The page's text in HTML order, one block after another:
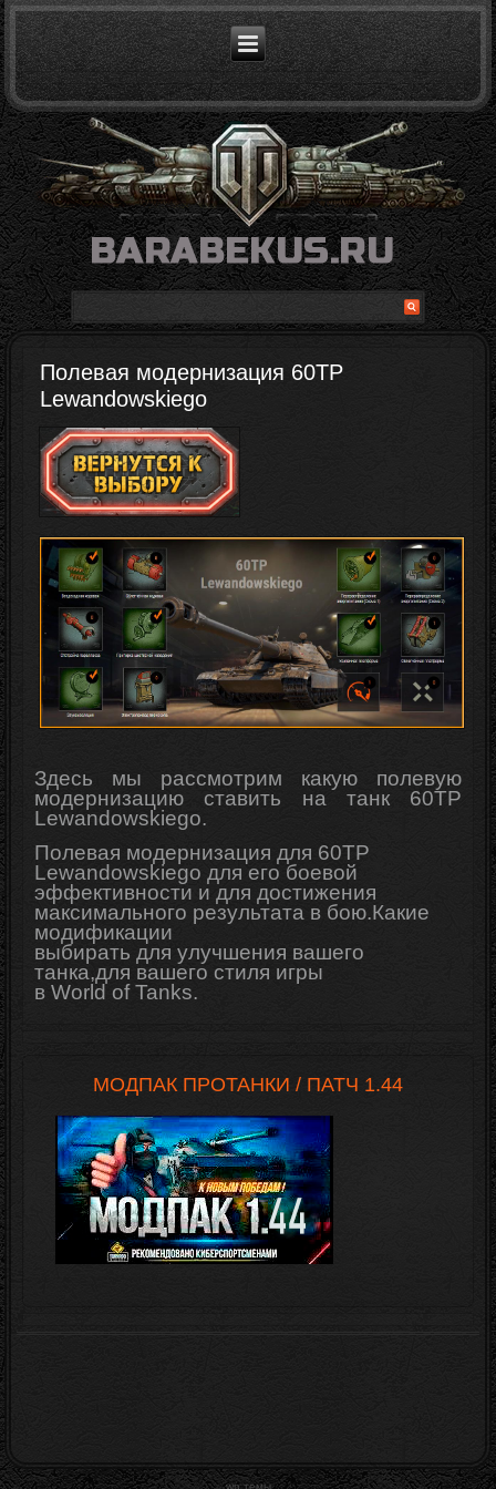
Полевая модернизация 60TP
Lewandowskiego
Здесь мы рассмотрим какую полевую
модернизацию ставить на танк 60TP
Lewandowskiego.
Полевая модернизация для 60TP
Lewandowskiego для его боевой
эффективности и для достижения
максимального результата в бою.Какие
модификации
выбирать дляулучшения вашего
танка,для вашего стиля игры
вWorldofTanks.
МОДПАК ПРОТАНКИ / ПАТЧ 1.44
wp темы